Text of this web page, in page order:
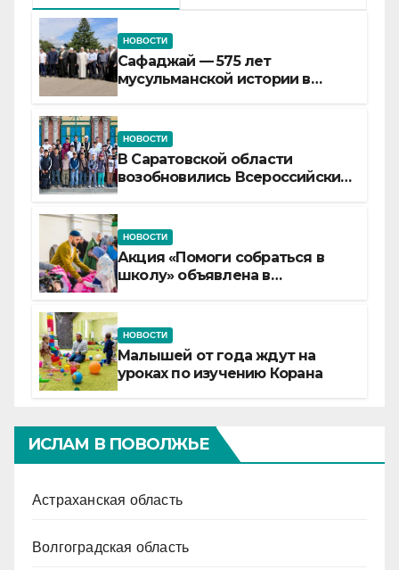
НОВОСТИ
Сафаджай — 575 лет
мусульманской истории в
НОВОСТИ
В Саратовской области
возобновились Всероссийские
НОВОСТИ
Акция «Помоги собраться в
школу» объявлена в
НОВОСТИ
Малышей от года ждут на
уроках по изучению Корана
ИСЛАМ В ПОВОЛЖЬЕ
Астраханская область
Волгоградская область